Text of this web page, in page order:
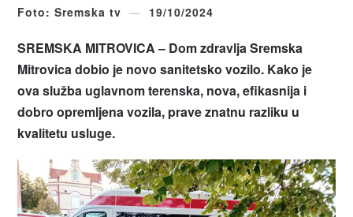
Foto: Sremska tv 19/10/2024
SREMSKA MITROVICA – Dom zdravlja Sremska
Mitrovica dobio je novo sanitetsko vozilo. Kako je
ova služba uglavnom terenska, nova, efikasnija i
dobro opremljena vozila, prave znatnu razliku u
kvalitetu usluge.